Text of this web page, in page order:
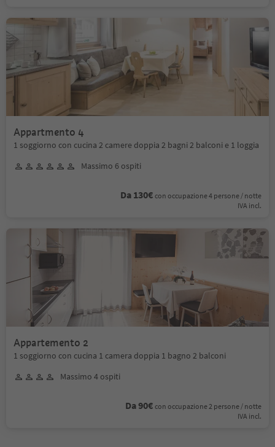
Appartmento 4
1 soggiorno con cucina 2 camere doppia 2 bagni 2 balconi e 1 loggia
Massimo 6 ospiti
Da 130€ con occupazione 4 persone / notte
IVA incl.
Appartemento 2
1 soggiorno con cucina 1 camera doppia 1 bagno 2 balconi
Massimo 4 ospiti
Da 90€ con occupazione 2 persone / notte
IVA incl.